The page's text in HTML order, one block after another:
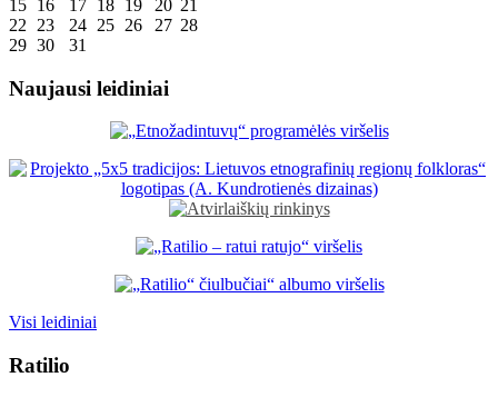
15 16 17 18 19 20 21
22
23 24 25 26 27 28
29 30 31
Naujausi leidiniai
Visi leidiniai
Ratilio